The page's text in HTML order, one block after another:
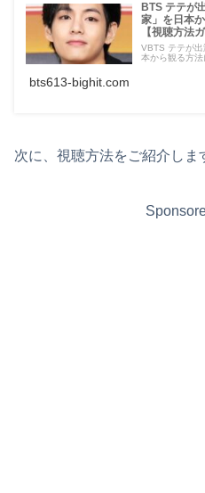
BTS テテが
家」を日本
【視聴方法
VBTS テテが出
本から観る方法
bts613-bighit.com
次に、視聴方法をご紹介しま